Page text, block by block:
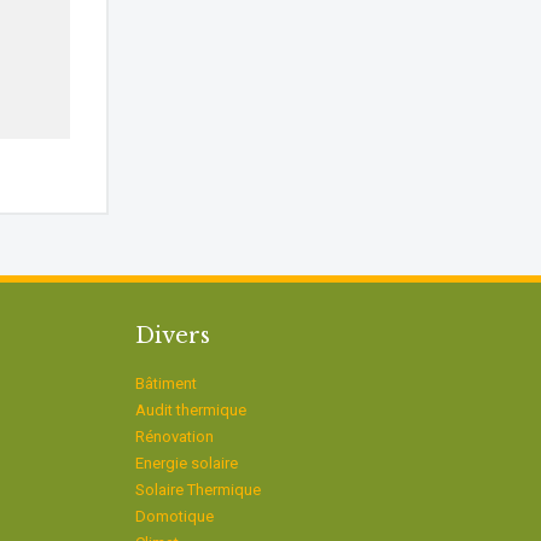
Divers
Bâtiment
Audit thermique
Rénovation
Energie solaire
Solaire Thermique
Domotique